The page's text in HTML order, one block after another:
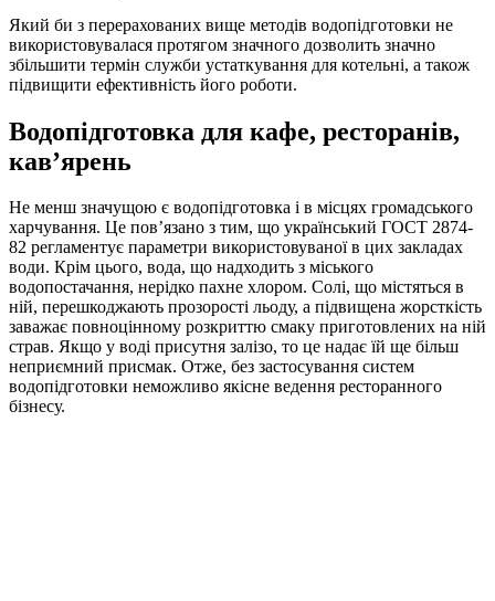
Який би з перерахованих вище методів водопідготовки не
використовувалася протягом значного дозволить значно
збільшити термін служби устаткування для котельні, а також
підвищити ефективність його роботи.
Водопідготовка для кафе, ресторанів,
кав’ярень
Не менш значущою є водопідготовка і в місцях громадського
харчування. Це пов’язано з тим, що український ГОСТ 2874-
82 регламентує параметри використовуваної в цих закладах
води. Крім цього, вода, що надходить з міського
водопостачання, нерідко пахне хлором. Солі, що містяться в
ній, перешкоджають прозорості льоду, а підвищена жорсткість
заважає повноцінному розкриттю смаку приготовлених на ній
страв. Якщо у воді присутня залізо, то це надає їй ще більш
неприємний присмак. Отже, без застосування систем
водопідготовки неможливо якісне ведення ресторанного
бізнесу.